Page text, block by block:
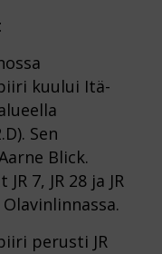
kuului Itä-
Sen
Blick.
7, JR 28 ja JR
perusti JR